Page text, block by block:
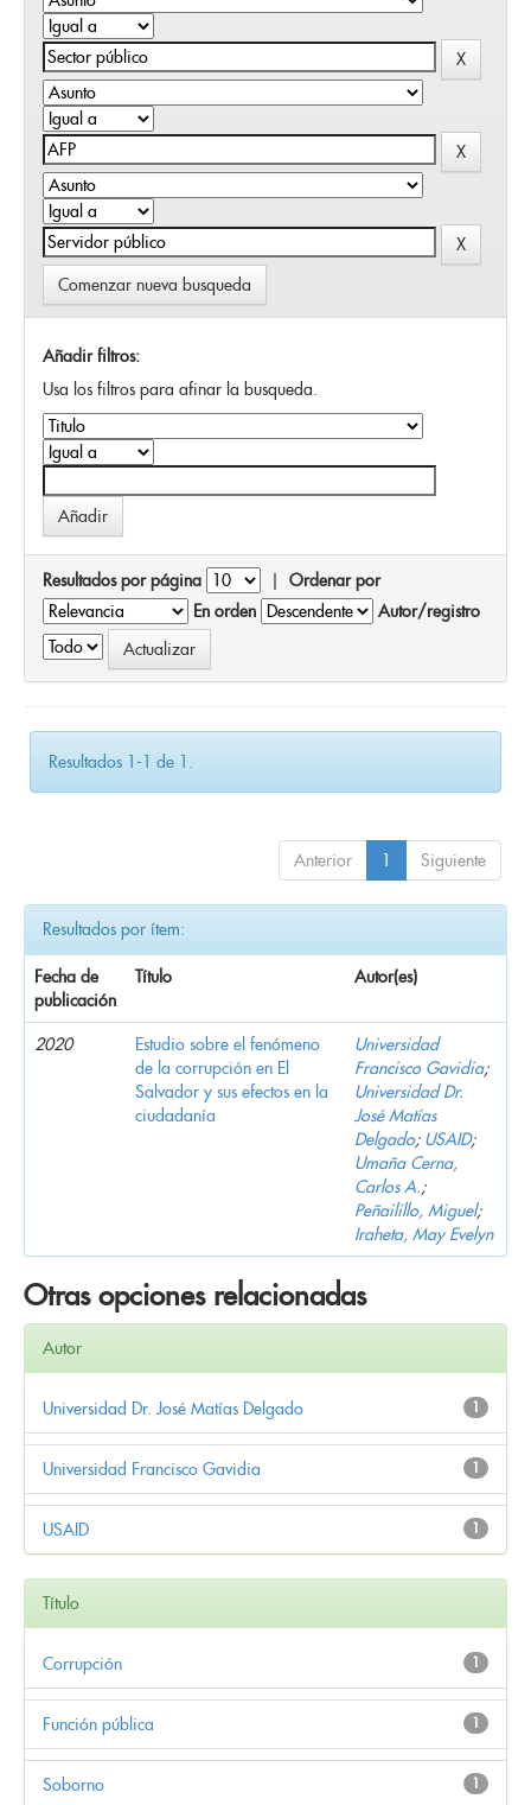
Comenzar nueva busqueda
Añadir filtros:
Usa los filtros para afinar la busqueda.
Resultados por página | Ordenar por
En orden
Autor/registro
Resultados 1-1 de 1.
Anterior 1 Siguiente
Resultados por ítem:
Fecha de
publicación
Título Autor(es)
2020
Estudio sobre el fenómeno
de la corrupción en El
Salvador y sus efectos en la
ciudadanía
Universidad
Francisco Gavidia;
Universidad Dr.
José Matías
Delgado; USAID;
Umaña Cerna,
Carlos A.;
Peñailillo, Miguel;
Iraheta, May Evelyn
Otras opciones relacionadas
Autor
1
Universidad Dr. José Matías Delgado
1
Universidad Francisco Gavidia
1
USAID
Título
1
Corrupción
1
Función pública
1
Soborno